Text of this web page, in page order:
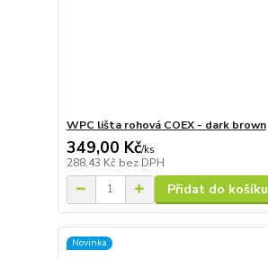
WPC lišta rohová COEX - dark brown
349,00 Kč/ks
288,43 Kč bez DPH
Přidat do košíku
Novinka